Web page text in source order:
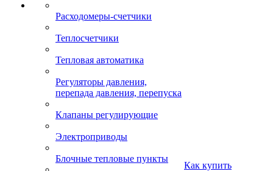
Расходомеры-счетчики
Теплосчетчики
Тепловая автоматика
Регуляторы давления,
перепада давления, перепуска
Клапаны регулирующие
Электроприводы
Блочные тепловые пункты
Как купить